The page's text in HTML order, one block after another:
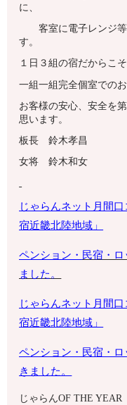
に、
客室に電子レンジ等
す。
１日３組の宿だからこ
一組一組完全個室でのお
お客様の安心、安全を
思います。
板長 鈴木孝昌
女将 鈴木和女
じゃらんネット月間
宿近畿北陸地域 」
ペンション・ 民宿・
ました。
じゃらんネット月間
宿近畿北陸地域」
ペンション・ 民宿・
きました。
じゃらんOF THE